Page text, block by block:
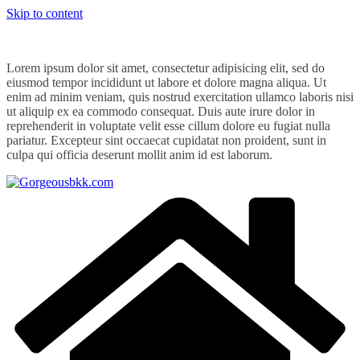
Skip to content
Lorem ipsum dolor sit amet, consectetur adipisicing elit, sed do
eiusmod tempor incididunt ut labore et dolore magna aliqua. Ut
enim ad minim veniam, quis nostrud exercitation ullamco laboris nisi
ut aliquip ex ea commodo consequat. Duis aute irure dolor in
reprehenderit in voluptate velit esse cillum dolore eu fugiat nulla
pariatur. Excepteur sint occaecat cupidatat non proident, sunt in
culpa qui officia deserunt mollit anim id est laborum.